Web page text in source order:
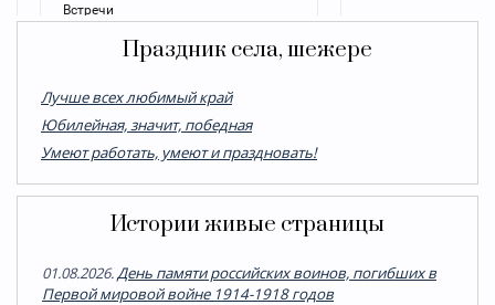
Праздник села, шежере
Лучше всех любимый край
Юбилейная, значит, победная
Умеют работать, умеют и праздновать!
Истории живые страницы
01.08.2026.День памяти российских воинов, погибших в
Первой мировой войне 1914-1918 годов